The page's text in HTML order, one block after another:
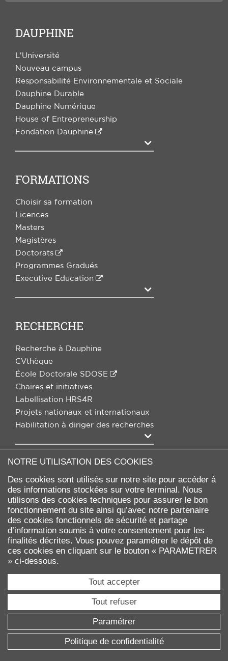
NOTRE UTILISATION DES COOKIES
Des cookies sont utilisés sur notre site pour accéder à
des informations stockées sur votre terminal. Nous
utilisons des cookies techniques pour assurer le bon
fonctionnement du site ainsi qu’avec notre partenaire
des cookies fonctionnels de sécurité et partage
d’information soumis à votre consentement pour les
finalités décrites. Vous pouvez paramétrer le dépôt de
ces cookies en cliquant sur le bouton « PARAMETRER
» ci-dessous.
Tout accepter
Tout refuser
Paramétrer
Politique de confidentialité
DAUPHINE
L'Université
Nouveau campus
Responsabilité Environnementale et Sociale
Dauphine Durable
Dauphine Numérique
House of Entrepreneurship
Fondation Dauphine
Agrandir
FORMATIONS
Choisir sa formation
Licences
Masters
Magistères
Doctorats
Programmes Gradués
Executive Education
Agrandir
RECHERCHE
Recherche à Dauphine
CVthèque
École Doctorale SDOSE
Chaires et initiatives
Labellisation HRS4R
Projets nationaux et internationaux
Habilitation à diriger des recherches
Agrandir
INTERNATIONAL
Venir étudier à Dauphine
Étudiants en échange
Partir à l'étranger
Campus de Londres
Campus de Tunis
Campus de Dakar
VIE DE CAMPUS
Vie à l'université